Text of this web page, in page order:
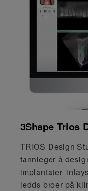
3Shape Trios
TRIOS Design
tannleger å
implantater,
ledds broer på